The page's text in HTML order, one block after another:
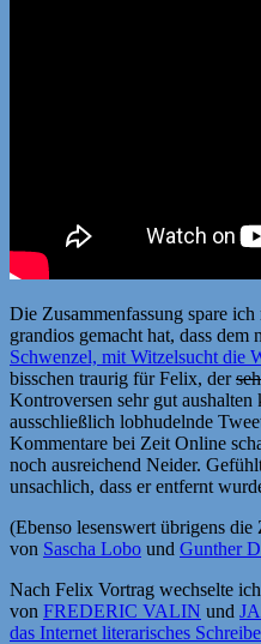
Die Zusammenfassung spare
grandios gemacht hat, dass dem
Schwenzel, mit Witzelsucht die
bisschen traurig für Felix, der
Kontroversen sehr gut
ausschließlich lobhudelnde
Kommentare bei Zeit Online
noch ausreichend Neider.
unsachlich, dass er entfernt
(Ebenso lesenswert übrigens die
von Sascha Lobo und Gunther
Nach Felix Vortrag wechselte
von FREDERIC VALIN und
das Internet literarisches